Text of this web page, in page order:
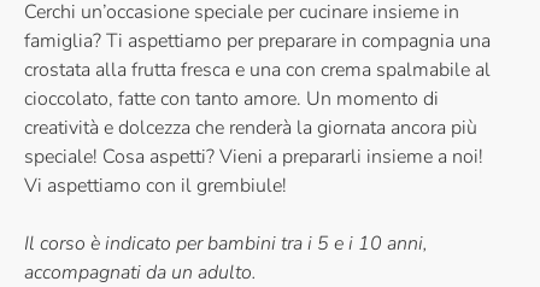
Cerchi un’occasione speciale per cucinare insieme in
famiglia? Ti aspettiamo per preparare in compagnia una
crostata alla frutta fresca e una con crema spalmabile al
cioccolato, fatte con tanto amore. Un momento di
creatività e dolcezza che renderà la giornata ancora più
speciale! Cosa aspetti? Vieni a prepararli insieme a noi!
Vi aspettiamo con il grembiule!
Il corso è indicato per bambini tra i 5 e i 10 anni,
accompagnati da un adulto.